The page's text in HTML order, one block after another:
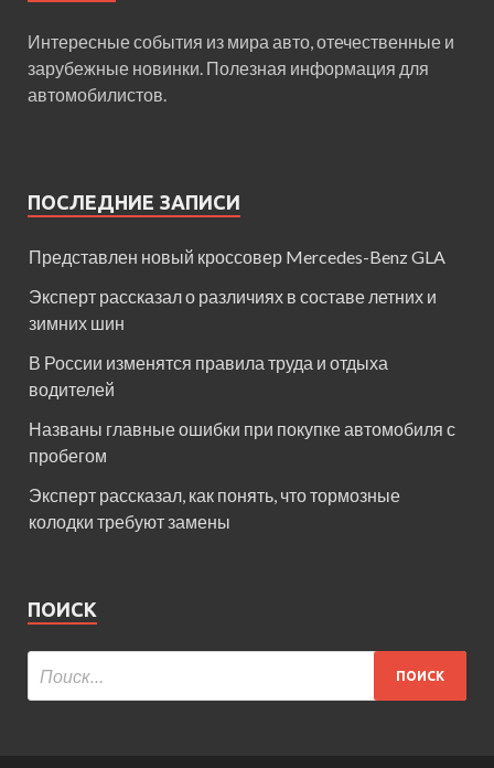
Интересные события из мира авто, отечественные и
зарубежные новинки. Полезная информация для
автомобилистов.
ПОСЛЕДНИЕ ЗАПИСИ
Представлен новый кроссовер Mercedes-Benz GLA
Эксперт рассказал о различиях в составе летних и
зимних шин
В России изменятся правила труда и отдыха
водителей
Названы главные ошибки при покупке автомобиля с
пробегом
Эксперт рассказал, как понять, что тормозные
колодки требуют замены
ПОИСК